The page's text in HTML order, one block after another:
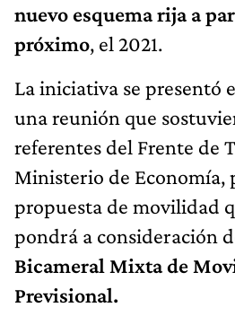
nuevo esquema rija a
próximo, el 2021.
La iniciativa se presentó
una reunión que
referentes del Frente de
Ministerio de Economía,
propuesta de movilidad
pondrá a consideración
Bicameral Mixta de
Previsional.